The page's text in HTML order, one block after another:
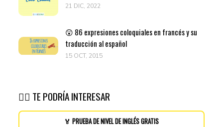
21 DIC, 2022
😲 86 expresiones coloquiales en francés y su
traducción al español
15 OCT, 2015
👉🏽 TE PODRÍA INTERESAR
🏅 PRUEBA DE NIVEL DE INGLÉS GRATIS